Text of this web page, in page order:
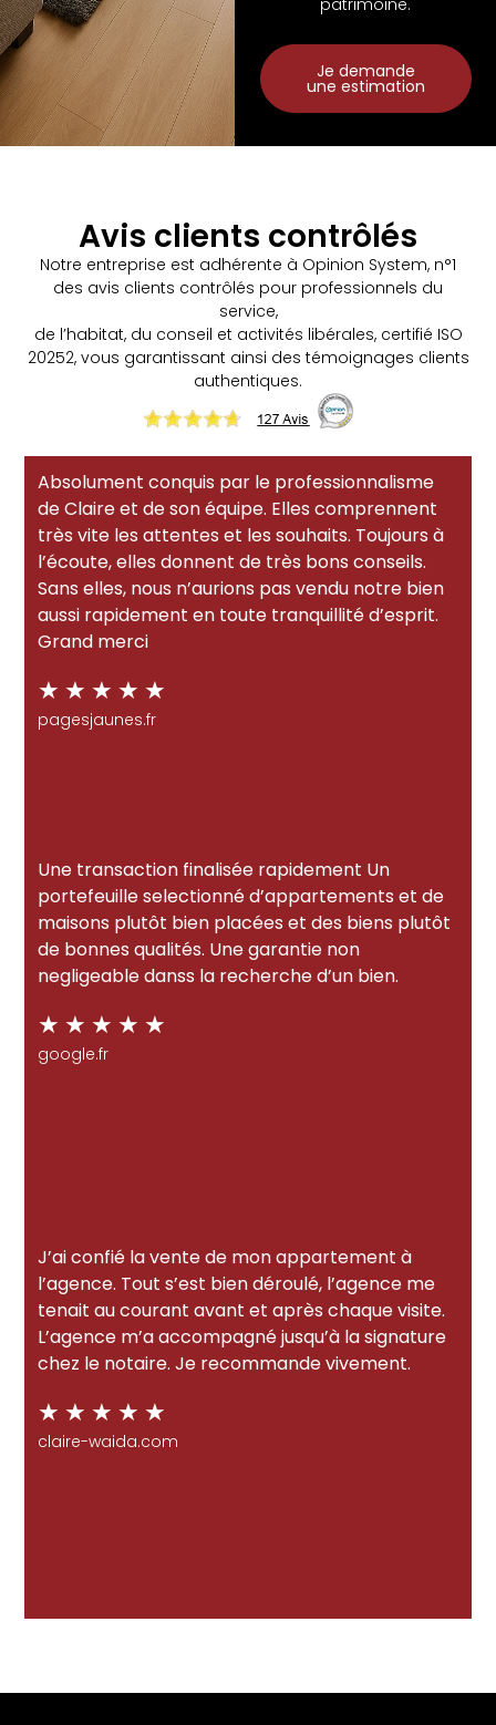
patrimoine.
Je demande
une estimation
Avis clients contrôlés
Notre entreprise est adhérente à Opinion System, n°1
des avis clients contrôlés pour professionnels du
service,
de l’habitat, du conseil et activités libérales, certifié ISO
20252, vous garantissant ainsi des témoignages clients
authentiques.
Absolument conquis par le professionnalisme
de Claire et de son équipe. Elles comprennent
très vite les attentes et les souhaits. Toujours à
l’écoute, elles donnent de très bons conseils.
Sans elles, nous n’aurions pas vendu notre bien
aussi rapidement en toute tranquillité d’esprit.
Grand merci
★ ★ ★ ★ ★
pagesjaunes.fr
Une transaction finalisée rapidement Un
portefeuille selectionné d’appartements et de
maisons plutôt bien placées et des biens plutôt
de bonnes qualités. Une garantie non
negligeable danss la recherche d’un bien.
★ ★ ★ ★ ★
google.fr
J’ai confié la vente de mon appartement à
l’agence. Tout s’est bien déroulé, l’agence me
tenait au courant avant et après chaque visite.
L’agence m’a accompagné jusqu’à la signature
chez le notaire. Je recommande vivement.
★ ★ ★ ★ ★
claire-waida.com